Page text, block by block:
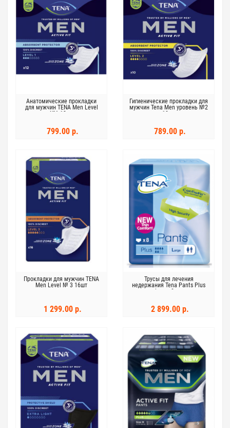
Анатомические прокладки
для мужчин TENA Men Level
№1 12шт
799.00 р.
Гигиенические прокладки для
мужчин Tena Men уровень №2
10шт
789.00 р.
Прокладки для мужчин TENA
Men Level № 3 16шт
1 299.00 р.
Трусы для лечения
недержания Tena Pants Plus
Large 8 шт
2 899.00 р.